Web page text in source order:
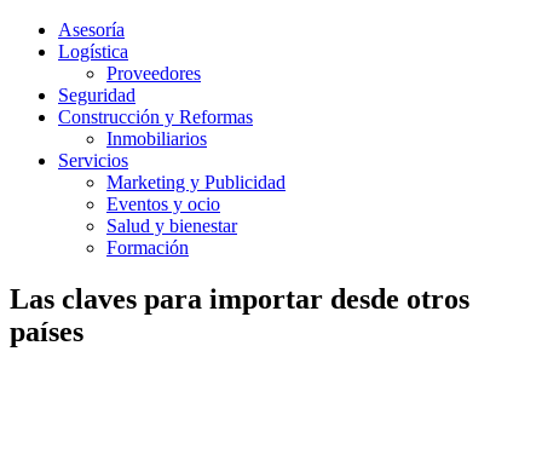
Asesoría
Logística
Proveedores
Seguridad
Construcción y Reformas
Inmobiliarios
Servicios
Marketing y Publicidad
Eventos y ocio
Salud y bienestar
Formación
Las claves para importar desde otros
países